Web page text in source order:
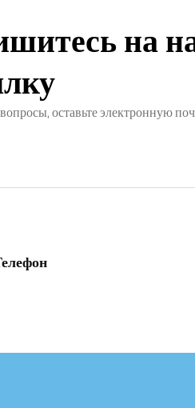
на
вопросы, оставьте электронную